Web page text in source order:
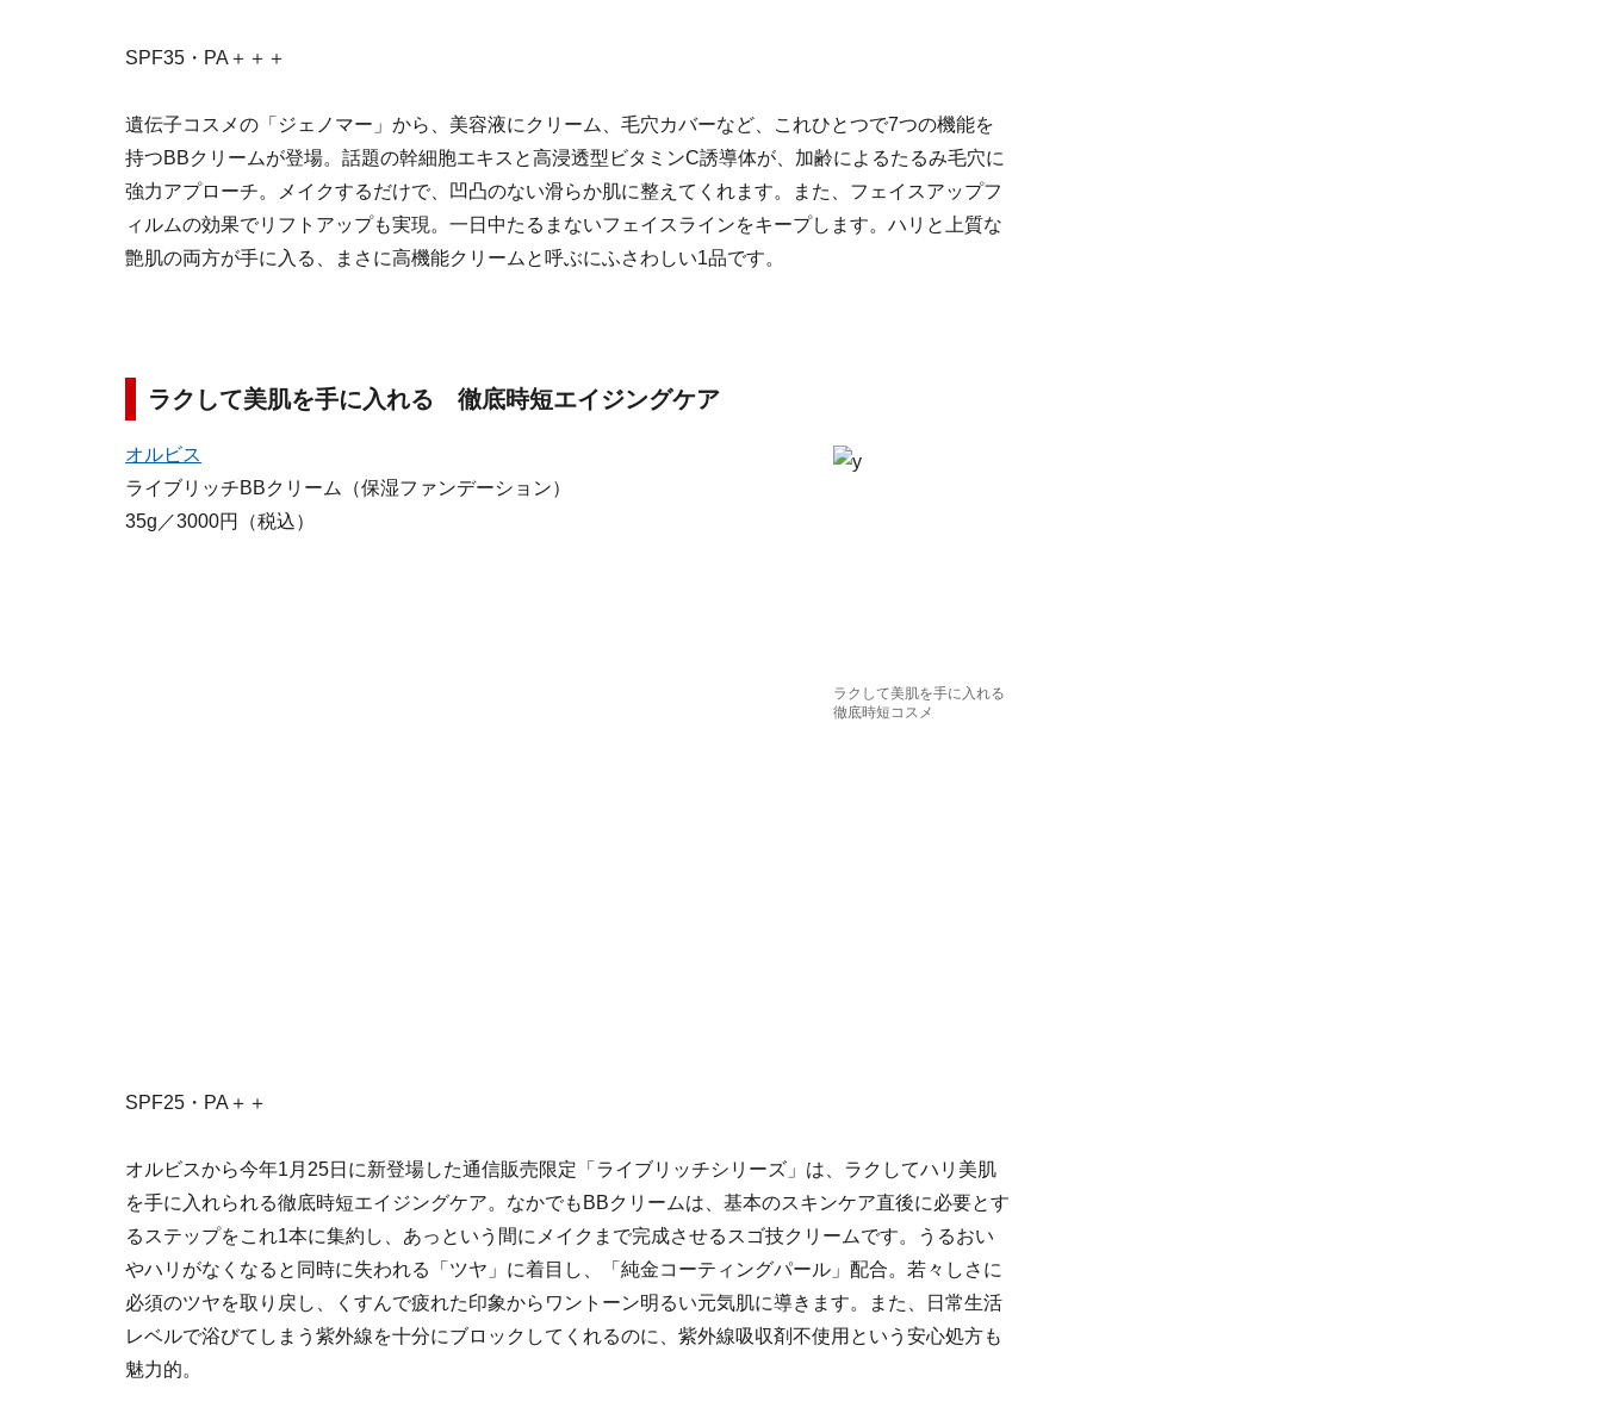
SPF35・PA＋＋＋
遺伝子コスメの「ジェノマー」から、美容液にクリーム、毛穴カバーなど、これひとつで7つの機能を
持つBBクリームが登場。話題の幹細胞エキスと高浸透型ビタミンC誘導体が、加齢によるたるみ毛穴に
強力アプローチ。メイクするだけで、凹凸のない滑らか肌に整えてくれます。また、フェイスアップフ
ィルムの効果でリフトアップも実現。一日中たるまないフェイスラインをキープします。ハリと上質な
艶肌の両方が手に入る、まさに高機能クリームと呼ぶにふさわしい1品です。
ラクして美肌を手に入れる 徹底時短エイジングケア
ラクして美肌を手に入れる
徹底時短コスメ
オルビス
ライブリッチBBクリーム（保湿ファンデーション）
35g／3000円（税込）
SPF25・PA＋＋
オルビスから今年1月25日に新登場した通信販売限定「ライブリッチシリーズ」は、ラクしてハリ美肌
を手に入れられる徹底時短エイジングケア。なかでもBBクリームは、基本のスキンケア直後に必要とす
るステップをこれ1本に集約し、あっという間にメイクまで完成させるスゴ技クリームです。うるおい
やハリがなくなると同時に失われる「ツヤ」に着目し、「純金コーティングパール」配合。若々しさに
必須のツヤを取り戻し、くすんで疲れた印象からワントーン明るい元気肌に導きます。また、日常生活
レベルで浴びてしまう紫外線を十分にブロックしてくれるのに、紫外線吸収剤不使用という安心処方も
魅力的。